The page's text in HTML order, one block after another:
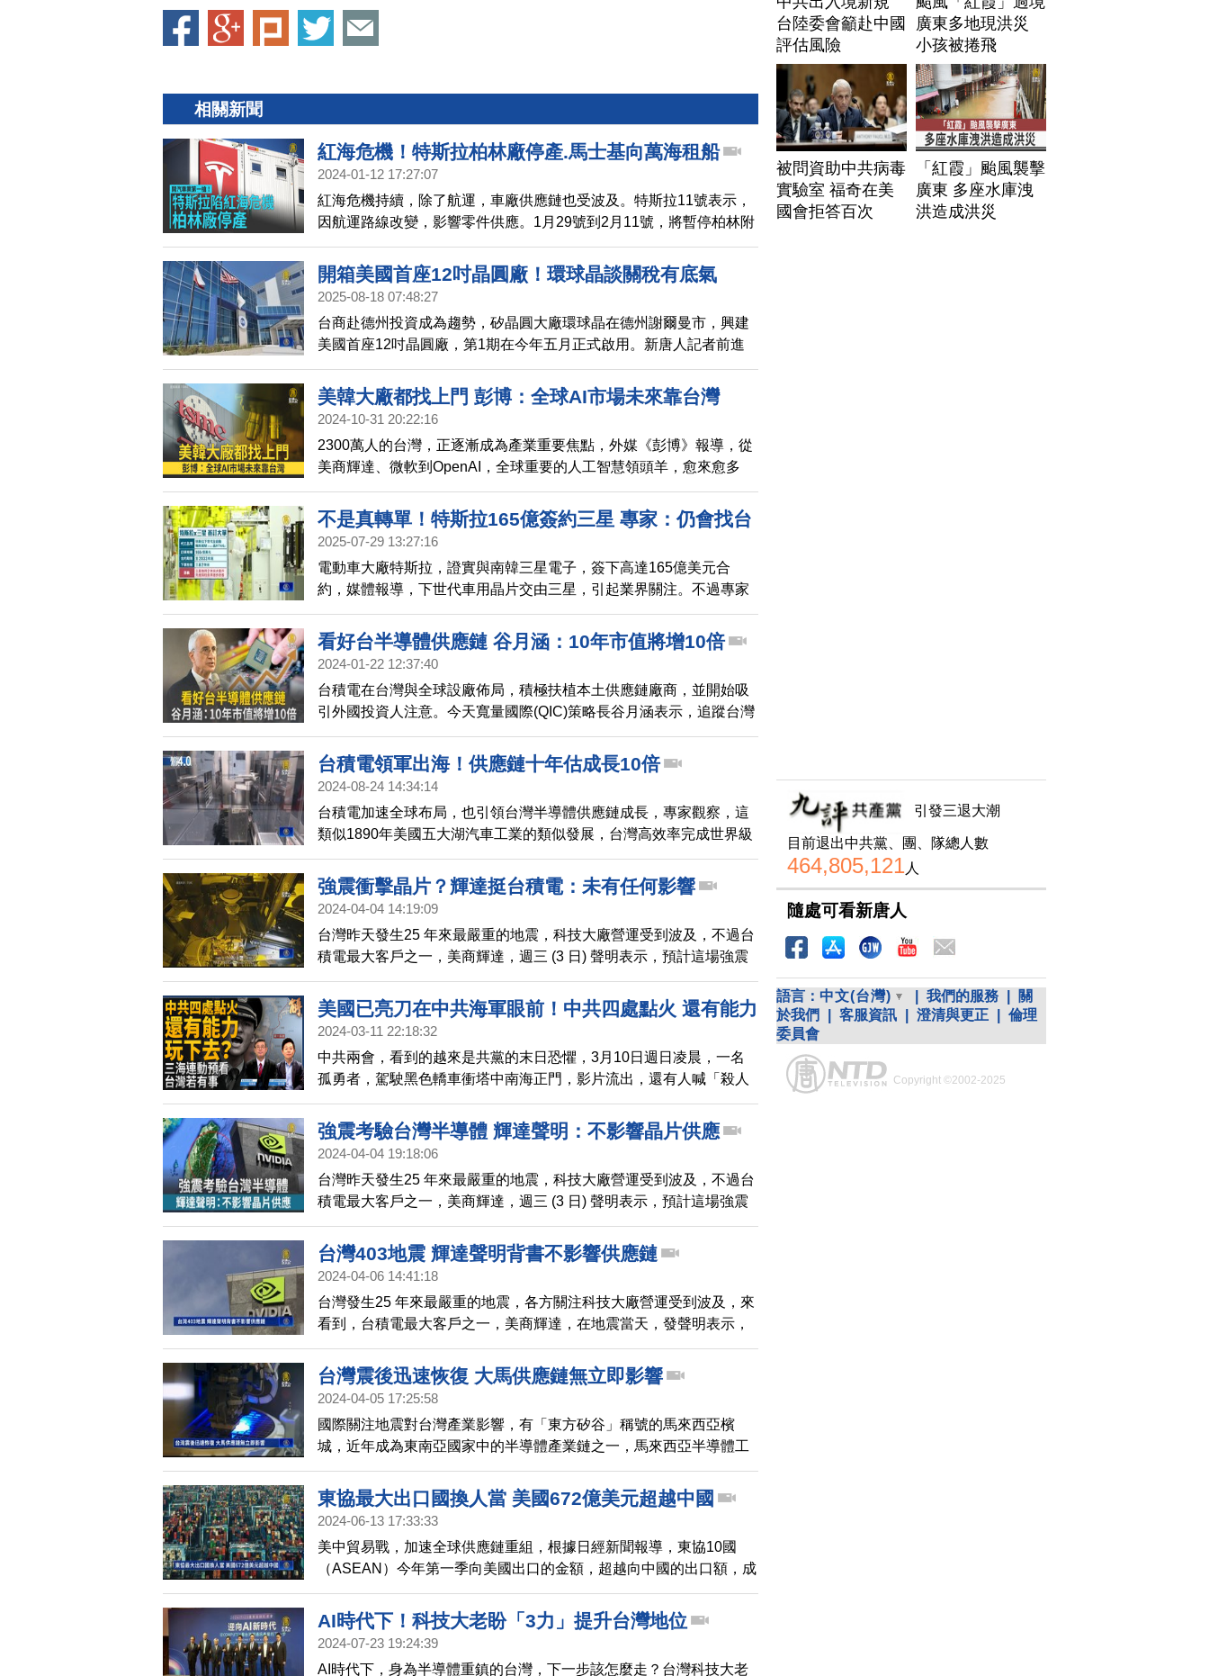
相關新聞
紅海危機！特斯拉柏林廠停產.馬士基向萬海租船
2024-01-12 17:27:07
紅海危機持續，除了航運，車廠供應鏈也受波及。特斯拉11號表示，
因航運路線改變，影響零件供應。1月29號到2月11號，將暫停柏林附
近工廠的大部分汽車生產作業。特斯拉是第一個，因為紅海危機導致
生產中斷的企業。分析師預測，還有會有其他汽車製造商受到波及。
全球航運龍頭馬士基也估計，紅海航運中斷還會持續數個月。有消息
運租用1艘13,100箱貨櫃船，以供調度使用。而現在美國和英國，對葉
門武裝組織「青年運動」發動空襲，將提高中東爆發廣泛衝突，原油
價格應聲大漲
開箱美國首座12吋晶圓廠！環球晶談關稅有底氣
2025-08-18 07:48:27
台商赴德州投資成為趨勢，矽晶圓大廠環球晶在德州謝爾曼市，興建
美國首座12吋晶圓廠，第1期在今年五月正式啟用。新唐人記者前進
德州，實際走訪這座神秘晶圓廠。
美韓大廠都找上門 彭博：全球AI市場未來靠台灣
2024-10-31 20:22:16
2300萬人的台灣，正逐漸成為產業重要焦點，外媒《彭博》報導，從
美商輝達、微軟到OpenAI，全球重要的人工智慧領頭羊，愈來愈多
人，找上台灣公司製造晶片與相關產品，不僅推升台灣資本市場，報
導更直指全球AI市場，未來將更加依靠台灣。
不是真轉單！特斯拉165億簽約三星 專家：仍會找台
積電
2025-07-29 13:27:16
電動車大廠特斯拉，證實與南韓三星電子，簽下高達165億美元合
約，媒體報導，下世代車用晶片交由三星，引起業界關注。不過專家
分析，這並非由台積電轉單三星，現行AI5仍是由台積電生產，主因就
來自台積電2奈米訂單滿載。
看好台半導體供應鏈 谷月涵：10年市值將增10倍
2024-01-22 12:37:40
台積電在台灣與全球設廠佈局，積極扶植本土供應鏈廠商，並開始吸
引外國投資人注意。今天寬量國際(QIC)策略長谷月涵表示，追蹤台灣
49家台灣半導體供應鏈廠商財務資料，預估台灣台灣半導體供應鏈，
市值將由目前的249億美元，於2033年成長10倍，至2,577億美元。直
言半導體成為台股市場主力。
台積電領軍出海！供應鏈十年估成長10倍
2024-08-24 14:34:14
台積電加速全球布局，也引領台灣半導體供應鏈成長，專家觀察，這
類似1890年美國五大湖汽車工業的類似發展，台灣高效率完成世界級
產業鏈建置，未來相關供應鏈市值，可能成長十倍。
強震衝擊晶片？輝達挺台積電：未有任何影響
2024-04-04 14:19:09
台灣昨天發生25 年來最嚴重的地震，科技大廠營運受到波及，不過台
積電最大客戶之一，美商輝達，週三 (3 日) 聲明表示，預計這場強震
不會造成供應鏈中斷。
美國已亮刀在中共海軍眼前！中共四處點火 還有能力
玩下去？三海連動預看台灣有事！中共國政治考慮壓
倒經濟 急速北韓化！價值前導 台灣擁有優秀鏈實
力！｜吳嘉隆｜李世暉｜新聞大破解 【2024年3月11
2024-03-11 22:18:32
中共兩會，看到的越來是共黨的末日恐懼，3月10日週日凌晨，一名
孤勇者，駕駛黑色轎車衝塔中南海正門，影片流出，還有人喊「殺人
犯共產黨」等，這名駕駛人被大批軍警拖走，但拖不走的是民憤、與
中共的內外亡黨恐懼。 時代主軸美國與中共的競爭對抗當中，自由民
主價值鏈、供應鏈、三島鏈，三大鏈實力，對上中共極權的一帶一路
第七艦隊的大修地點，可能將從本土前進到日本；菲律賓與18國合
作，放話打造「協防聯盟」；台灣的南、北成了歐亞盟軍匯聚的雙樞
紐，意味著什
強震考驗台灣半導體 輝達聲明：不影響晶片供應
2024-04-04 19:18:06
台灣昨天發生25 年來最嚴重的地震，科技大廠營運受到波及，不過台
積電最大客戶之一，美商輝達，週三 (3 日) 聲明表示，預計這場強震
不會造成供應鏈中斷。
台灣403地震 輝達聲明背書不影響供應鏈
2024-04-06 14:41:18
台灣發生25 年來最嚴重的地震，各方關注科技大廠營運受到波及，來
看到，台積電最大客戶之一，美商輝達，在地震當天，發聲明表示，
預料強震不會對供應造成任何影響。
台灣震後迅速恢復 大馬供應鏈無立即影響
2024-04-05 17:25:58
國際關注地震對台灣產業影響，有「東方矽谷」稱號的馬來西亞檳
城，近年成為東南亞國家中的半導體產業鏈之一，馬來西亞半導體工
業協會會長王壽苔（Wong Siew Hai）今天表示，馬來西亞擁有足夠
的庫存材料，台灣地震後，由於大多數半導體業者，在震後不到24小
時就重新運作，不會對大馬半導體供應鏈造成立即影響。
東協最大出口國換人當 美國672億美元超越中國
2024-06-13 17:33:33
美中貿易戰，加速全球供應鏈重組，根據日經新聞報導，東協10國
（ASEAN）今年第一季向美國出口的金額，超越向中國的出口額，成
為近6季來首見。根據日經新聞匯集的資訊顯示，第一季東協向美國的
出口額，達到672億美元，超越對中國的570億。專家分析，這項趨
勢，反映美國增加向東協國家採購半導體與電子零件，同時也反映中
AI時代下！科技大老盼「3力」提升台灣地位
2024-07-23 19:24:39
AI時代下，身為半導體重鎮的台灣，下一步該怎麼走？台灣科技大老
台陸委會籲赴中國
評估風險
廣東多地現洪災
小孩被捲飛
被問資助中共病毒
實驗室 福奇在美
國會拒答百次
「紅霞」颱風襲擊
廣東 多座水庫洩
洪造成洪災
引發三退大潮
目前退出中共黨、團、隊總人數
464,805,121人
隨處可看新唐人
語言： 中文(台灣) 我們的服務
關
於我們
客服資訊 澄清與更正
倫理
委員會
Copyright ©2002-2025